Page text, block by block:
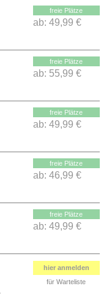
freie Plätze
ab: 49,99 €
freie Plätze
ab: 55,99 €
freie Plätze
ab: 49,99 €
freie Plätze
ab: 46,99 €
freie Plätze
ab: 49,99 €
hier anmelden
für Warteliste